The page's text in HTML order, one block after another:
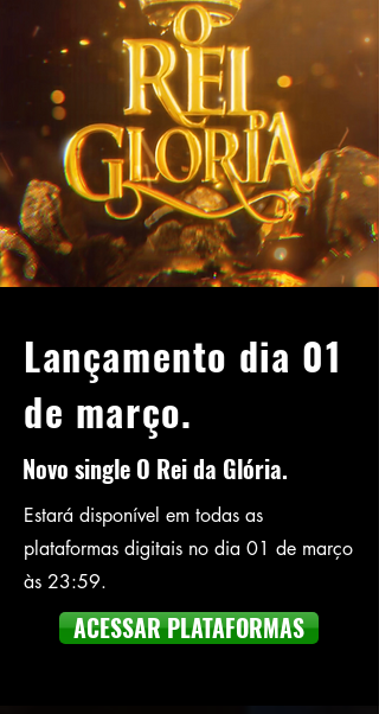
Lançamento dia 01
de março.
Novo single O Rei da Glória.
Estará disponível em todas as
plataformas digitais no dia 01 de março
às 23:59.
ACESSAR PLATAFORMAS